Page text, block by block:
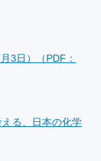
3日）（PDF：
る、日本の化学